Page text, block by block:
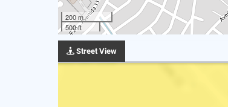
200 m
500 ft
Street View